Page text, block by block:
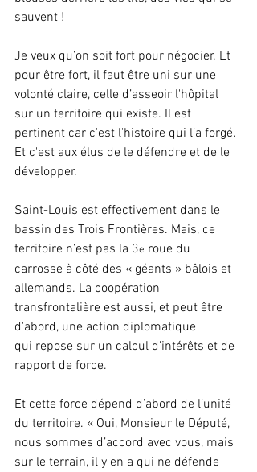
sauvent !
Je veux qu’on soit fort pour négocier. Et
pour être fort, il faut être uni sur une
volonté claire, celle d’asseoir l'hôpital
sur un territoire qui existe. Il est
pertinent car c'est l'histoire qui l’a forgé.
Et c'est aux élus de le défendre et de le
développer.
Saint-Louis est effectivement dans le
bassin des Trois Frontières. Mais, ce
territoire n’est pas la 3e roue du
carrosse à côté des « géants » bâlois et
allemands. La coopération
transfrontalière est aussi, et peut être
d'abord, une action diplomatique
qui repose sur un calcul d'intérêts et de
rapport de force.
Et cette force dépend d’abord de l’unité
du territoire. « Oui, Monsieur le Député,
nous sommes d’accord avec vous, mais
sur le terrain, il y en a qui ne défende